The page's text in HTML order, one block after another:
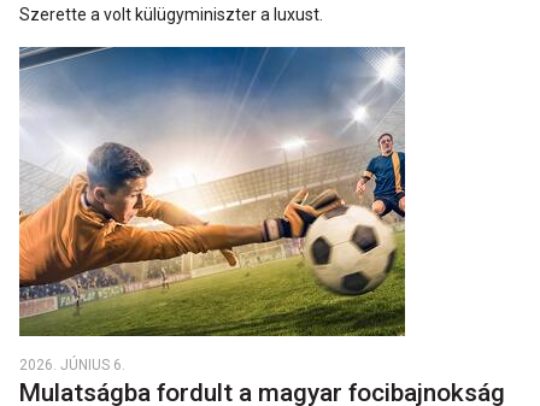
Szerette a volt külügyminiszter a luxust.
2026. JÚNIUS 6.
Mulatságba fordult a magyar focibajnokság